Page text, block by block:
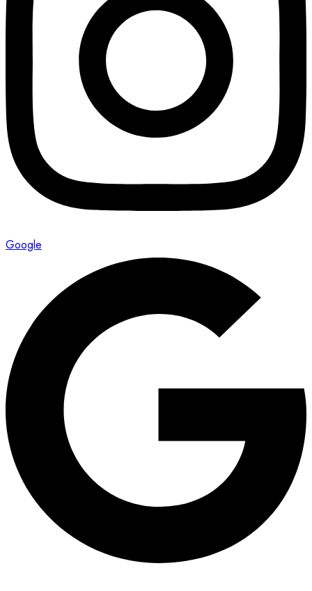
Google